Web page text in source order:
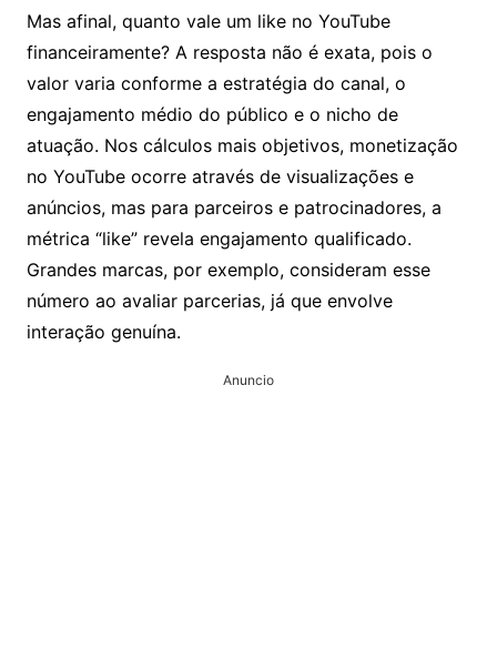
Mas afinal, quanto vale um like no YouTube
financeiramente? A resposta não é exata, pois o
valor varia conforme a estratégia do canal, o
engajamento médio do público e o nicho de
atuação. Nos cálculos mais objetivos, monetização
no YouTube ocorre através de visualizações e
anúncios, mas para parceiros e patrocinadores, a
métrica “like” revela engajamento qualificado.
Grandes marcas, por exemplo, consideram esse
número ao avaliar parcerias, já que envolve
interação genuína.
Anuncio